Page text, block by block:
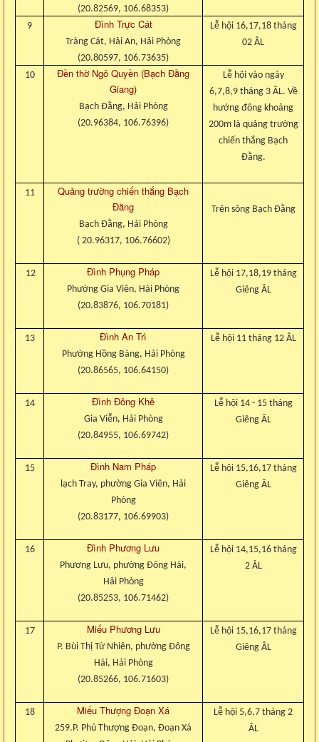
(20.82569, 106.68353)
9 Đình Trực Cát
Tràng Cát, Hải An, Hải Phòng
(20.80597, 106.73635)
Lễ hội 16,17,18 tháng
02 ÂL
10
Đền thờ Ngô Quyền (Bạch Đằng
Giang)
Bạch Đằng, Hải Phòng
(20.96384, 106.76396)
Lễ hội vào ngày
6,7,8,9 tháng 3 ÂL. Về
hướng đông khoảng
200m là quảng trường
chiến thắng Bạch
Đằng.
11
Quảng trường chiến thắng Bạch
Đằng
Bạch Đằng, Hải Phòng
( 20.96317, 106.76602)
Trên sông Bạch Đằng
12 Đình Phụng Pháp
Phường Gia Viên, Hải Phòng
(20.83876, 106.70181)
Lễ hội 17,18,19 tháng
Giêng ÂL
13 Đình An Trì
Phường Hồng Bàng, Hải Phòng
(20.86565, 106.64150)
Lễ hội 11 tháng 12 ÂL
14 Đình Đông Khê
Gia Viễn, Hải Phòng
(20.84955, 106.69742)
Lễ hội 14 - 15 tháng
Giêng ÂL
15 Đình Nam Pháp
lạch Tray, phường Gia Viên, Hải
Phòng
(20.83177, 106.69903)
Lễ hội 15,16,17 tháng
Giêng ÂL
16 Đình Phương Lưu
Phương Lưu, phường Đông Hải,
Hải Phòng
(20.85253, 106.71462)
Lễ hội 14,15,16 tháng
2 ÂL
17 Miếu Phương Lưu
P. Bùi Thị Từ Nhiên, phường Đông
Hải, Hải Phòng
(20.85266, 106.71603)
Lễ hội 15,16,17 tháng
Giêng ÂL
18 Miếu Thượng Đoạn Xá
259.P. Phủ Thượng Đoạn, Đoạn Xá
Lễ hội 5,6,7 tháng 2
ÂL